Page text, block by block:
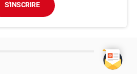
S'INSCRIRE